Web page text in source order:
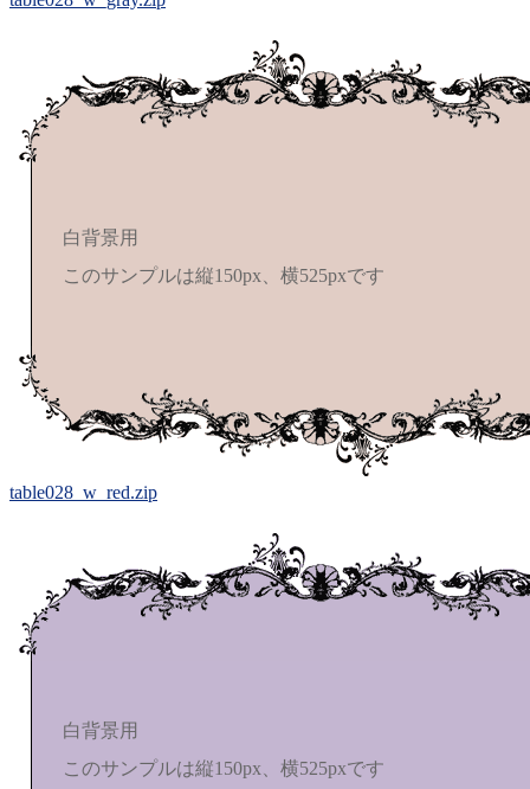
白背景用
このサンプルは縦150px、横525pxです
table028_w_red.zip
白背景用
このサンプルは縦150px、横525pxです